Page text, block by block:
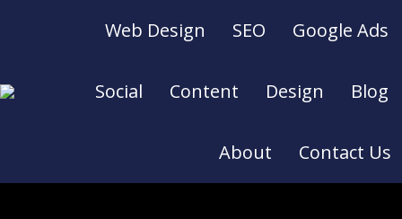
Web Design SEO Google Ads
Social Content Design Blog
About Contact Us